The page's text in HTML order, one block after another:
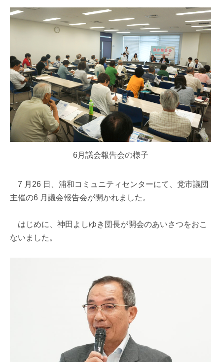
6月議会報告会の様子
7 月26 日、浦和コミュニティセンターにて、党市議団
主催の6 月議会報告会が開かれました。
はじめに、神田よしゆき団長が開会のあいさつをおこ
ないました。